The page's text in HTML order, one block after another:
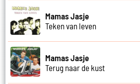
Mamas Jasje
Teken van leven
Mamas Jasje
Terug naar de kust